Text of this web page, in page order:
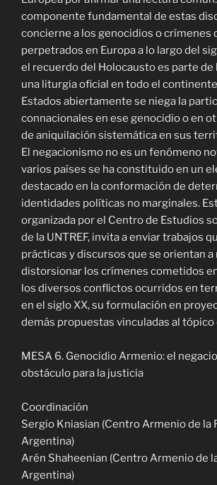
componente fundamental de estas
concierne a los genocidios o crímenes
perpetrados en Europa a lo largo del
el recuerdo del Holocausto es parte de
una liturgia oficial en todo el
Estados abiertamente se niega la
connacionales en ese genocidio o en
de aniquilación sistemática en sus
El negacionismo no es un fenómeno
varios países se ha constituido en un
destacado en la conformación de
identidades políticas no marginales.
organizada por el Centro de Estudios
de la UNTREF, invita a enviar trabajos
prácticas y discursos que se orientan a
distorsionar los crímenes cometidos
los diversos conflictos ocurridos en
en el siglo XX, su formulación en
demás propuestas vinculadas al
MESA 6. Genocidio Armenio: el
obstáculo para la justicia
Coordinación
Sergio Kniasian (Centro Armenio de la
Argentina)
Arén Shaheenian (Centro Armenio de
Argentina)